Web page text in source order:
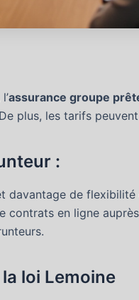
assurance groupe
plus, les tarifs
:
davantage de flexibilité
contrats en ligne
loi Lemoine